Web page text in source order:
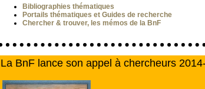
Bibliographies thématiques
Portails thématiques et Guides de recherche
Chercher & trouver, les mémos de la BnF
La BnF lance son appel à chercheurs